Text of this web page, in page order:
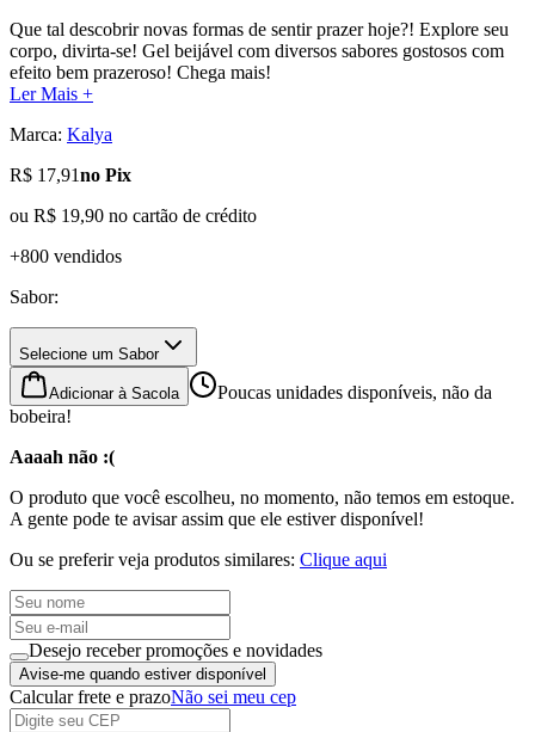
Que tal descobrir novas formas de sentir prazer hoje?! Explore seu
corpo, divirta-se! Gel beijável com diversos sabores gostosos com
efeito bem prazeroso! Chega mais!
Ler Mais +
Marca: Kalya
R$ 17,91no Pix
ou R$ 19,90 no cartão de crédito
+800 vendidos
Sabor:
Selecione um Sabor
Adicionar à Sacola
Poucas unidades disponíveis, não da
bobeira!
Aaaah não :(
O produto que você escolheu, no momento, não temos em estoque.
A gente pode te avisar assim que ele estiver disponível!
Ou se preferir veja produtos similares: Clique aqui
Desejo receber promoções e novidades
Avise-me quando estiver disponível
Calcular frete e prazoNão sei meu cep